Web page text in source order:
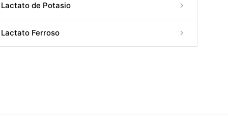
Lactato de Potasio
Lactato Ferroso